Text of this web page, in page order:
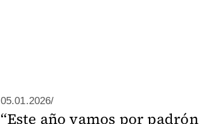
05.01.2026/
“Este año vamos por padrón